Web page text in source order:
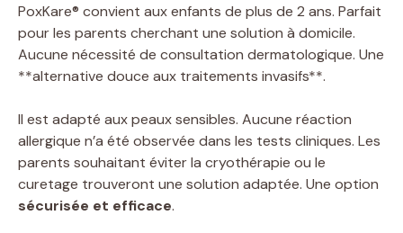
PoxKare® convient aux enfants de plus de 2 ans. Parfait
pour les parents cherchant une solution à domicile.
Aucune nécessité de consultation dermatologique. Une
**alternative douce aux traitements invasifs**.
Il est adapté aux peaux sensibles. Aucune réaction
allergique n’a été observée dans les tests cliniques. Les
parents souhaitant éviter la cryothérapie ou le
curetage trouveront une solution adaptée. Une option
sécurisée et efficace.